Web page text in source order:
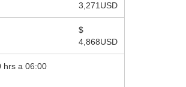
3,271USD
$
4,868USD
hrs a 06:00